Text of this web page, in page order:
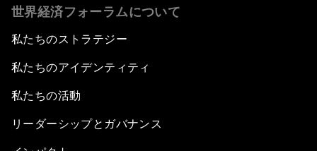
世界経済フォーラムについて
私たちのストラテジー
私たちのアイデンティティ
私たちの活動
リーダーシップとガバナンス